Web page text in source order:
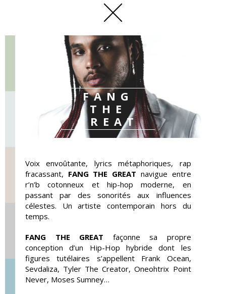
FANG
THE
GREAT
Voix envoûtante, lyrics métaphoriques, rap
fracassant, FANG THE GREAT navigue entre
r’n’b cotonneux et hip-hop moderne, en
passant par des sonorités aux influences
célestes. Un artiste contemporain hors du
temps.
FANG THE GREAT façonne sa propre
conception d’un Hip-Hop hybride dont les
figures tutélaires s’appellent Frank Ocean,
Sevdaliza, Tyler The Creator, Oneohtrix Point
Never, Moses Sumney…
Panneau de gestion des cookies